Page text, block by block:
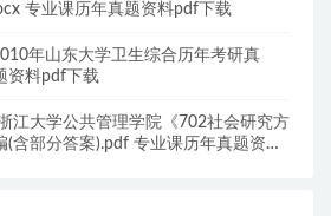
专业课历年真题资料pdf下载
年山东大学卫生综合历年考研真
资料pdf下载
江大学公共管理学院《702社会研究方
(含部分答案).pdf 专业课历年真题资料